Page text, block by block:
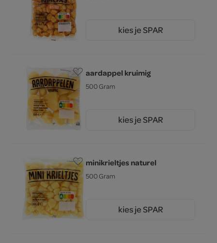
kies je SPAR
aardappel kruimig
500 Gram
kies je SPAR
minikrieltjes naturel
500 Gram
kies je SPAR